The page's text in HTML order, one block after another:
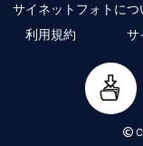
サイネットフォトにつ
利用規約
サ